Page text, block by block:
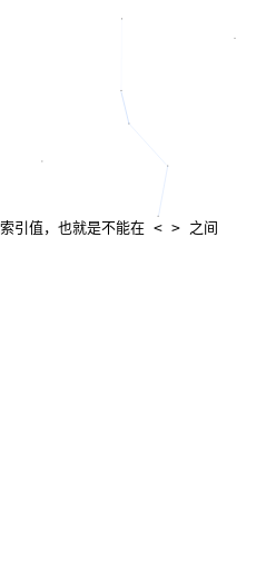
值，也就是不能在 < > 之间